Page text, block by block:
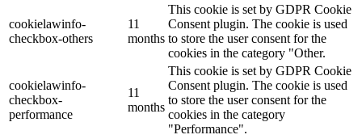
cookielawinfo-
checkbox-others
11
months
This cookie is set by GDPR Cookie
Consent plugin. The cookie is used
to store the user consent for the
cookies in the category "Other.
cookielawinfo-
checkbox-
performance
11
months
This cookie is set by GDPR Cookie
Consent plugin. The cookie is used
to store the user consent for the
cookies in the category
"Performance".